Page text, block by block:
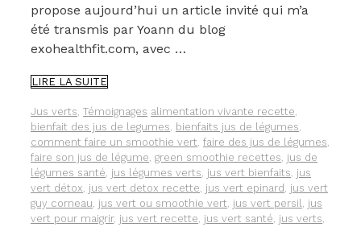
propose aujourd’hui un article invité qui m’a
été transmis par Yoann du blog
exohealthfit.com, avec …
LIRE LA SUITE« J’AI
LES
JUS
DE
LÉGUMES
VERTS ».
TÉMOIGNAGES.
Catégories
Jus verts, Témoignages Étiquettes
alimentation vivante recette,
bienfait des jus de legumes, bienfaits jus de légumes,
comment faire un smoothie vert, faire des jus de légumes,
faire son jus de légume, green smoothie recettes, jus de
légumes santé, jus légumes verts, jus vert bienfaits, jus
vert détox, jus vert detox recette, jus vert epinard , jus vert
guy corneau, jus vert ou smoothie vert, jus vert persil, jus
vert pour maigrir, jus vert recette, jus vert santé, jus verts,